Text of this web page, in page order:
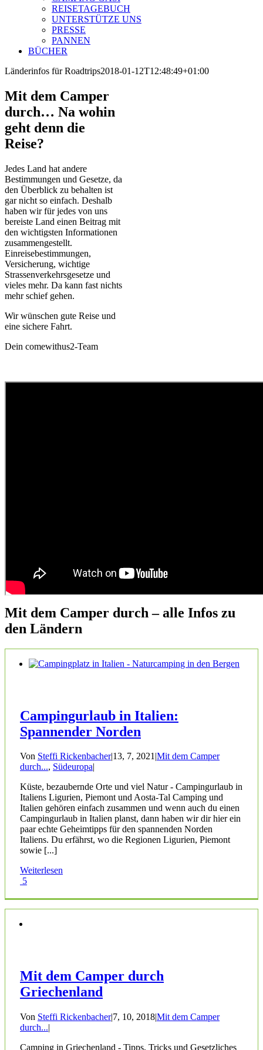
REISETAGEBUCH
UNTERSTÜTZE UNS
PRESSE
PANNEN
BÜCHER
Länderinfos für Roadtrips2018-01-12T12:48:49+01:00
Mit dem Camper
durch… Na wohin
geht denn die
Reise?
Jedes Land hat andere
Bestimmungen und Gesetze, da
den Überblick zu behalten ist
gar nicht so einfach. Deshalb
haben wir für jedes von uns
bereiste Land einen Beitrag mit
den wichtigsten Informationen
zusammengestellt.
Einreisebestimmungen,
Versicherung, wichtige
Strassenverkehrsgesetze und
vieles mehr. Da kann fast nichts
mehr schief gehen.
Wir wünschen gute Reise und
eine sichere Fahrt.
Dein comewithus2-Team
Mit dem Camper durch – alle Infos zu
den Ländern
Campingurlaub in Italien:
Spannender Norden
Von Steffi Rickenbacher|13, 7, 2021|Mit dem Camper
durch..., Südeuropa|
Küste, bezaubernde Orte und viel Natur - Campingurlaub in
Italiens Ligurien, Piemont und Aosta-Tal Camping und
Italien gehören einfach zusammen und wenn auch du einen
Campingurlaub in Italien planst, dann haben wir dir hier ein
paar echte Geheimtipps für den spannenden Norden
Italiens. Du erfährst, wo die Regionen Ligurien, Piemont
sowie [...]
Weiterlesen
5
Mit dem Camper durch
Griechenland
Von Steffi Rickenbacher|7, 10, 2018|Mit dem Camper
durch...|
Camping in Griechenland - Tipps, Tricks und Gesetzliches